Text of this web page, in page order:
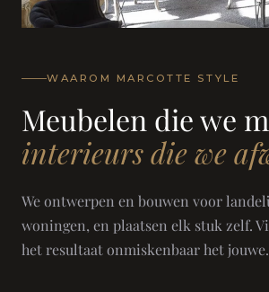
WAAROM MARCOTTE STYLE
Meubelen die we
interieurs die we
We ontwerpen en bouwen voor
woningen, en plaatsen elk stuk zelf.
het resultaat onmiskenbaar het jouwe.